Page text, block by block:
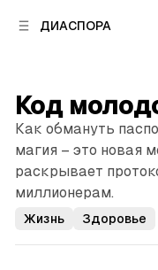
ДИАСПОРА
Код
Как обмануть
магия – это новая
раскрывает
миллионерам.
Жизнь Здоровье